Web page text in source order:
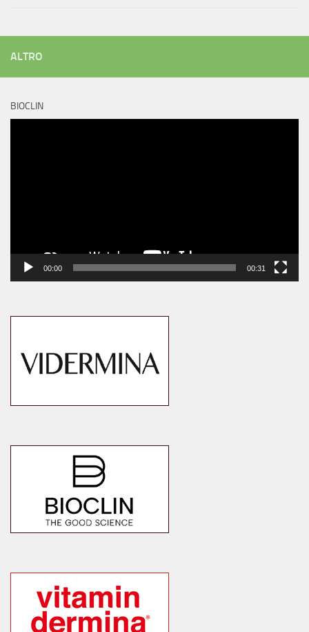
ALTRO
BIOCLIN
00:00 00:31